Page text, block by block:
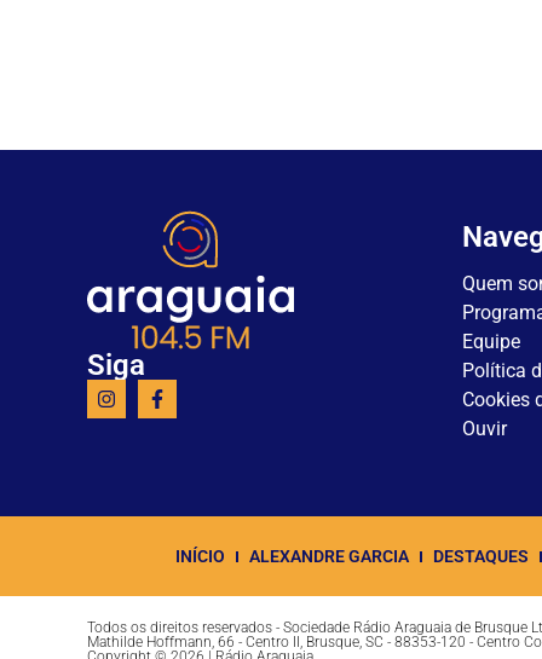
Siga
Quem
Equipe
Política
Cookies
Ouvir
INÍCIO ALEXANDRE GARCIA DESTAQUES
Todos os direitos reservados - Sociedade Rádio Araguaia de Brusque
Mathilde Hoffmann, 66 - Centro II, Brusque, SC - 88353-120 - Centro